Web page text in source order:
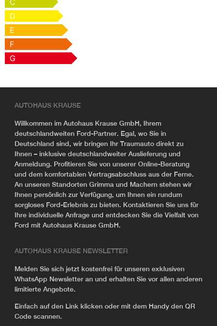
D
E
F
G
AUTOHAUS KRAUSE
Willkommen im Autohaus Krause GmbH, Ihrem
deutschlandweiten Ford-Partner. Egal, wo Sie in
Deutschland sind, wir bringen Ihr Traumauto direkt zu
Ihnen – inklusive deutschlandweiter Auslieferung und
Anmeldung. Profitieren Sie von unserer Online-Beratung
und dem komfortablen Vertragsabschluss aus der Ferne.
An unseren Standorten Grimma und Machern stehen wir
Ihnen persönlich zur Verfügung, um Ihnen ein rundum
sorgloses Ford-Erlebnis zu bieten. Kontaktieren Sie uns für
Ihre individuelle Anfrage und entdecken Sie die Vielfalt von
Ford mit Autohaus Krause GmbH.
AUTOHAUS KRAUSE NEWSLETTER
Melden Sie sich jetzt kostenfrei für unseren exklusiven
WhatsApp Newsletter an und erhalten Sie vor allen anderen
limitierte Angebote.
Einfach auf den Link klicken oder mit dem Handy den QR
Code scannen.